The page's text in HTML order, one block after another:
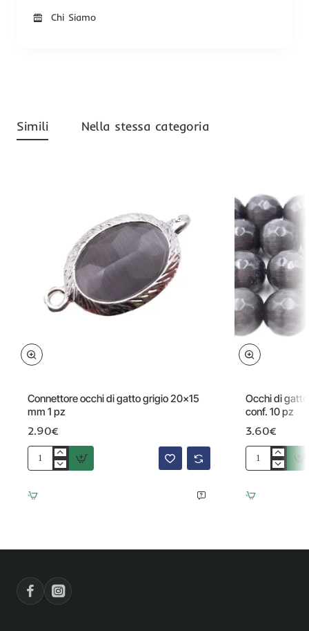
Chi Siamo
Simili Nella stessa categoria
Connettore occhi di gatto grigio 20x15
mm 1 pz
2.90€
Connettore
di
gatto
Occhi di
conf. 10 pz
3.60€
Occhi
gatto
nero